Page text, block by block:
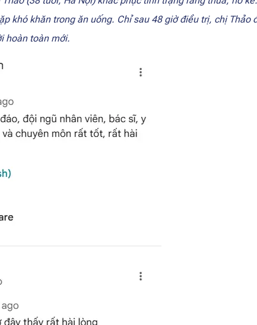
khó khăn trong ăn uống. Chỉ sau 48 giờ điều trị, chị Thảo
hoàn toàn mới.